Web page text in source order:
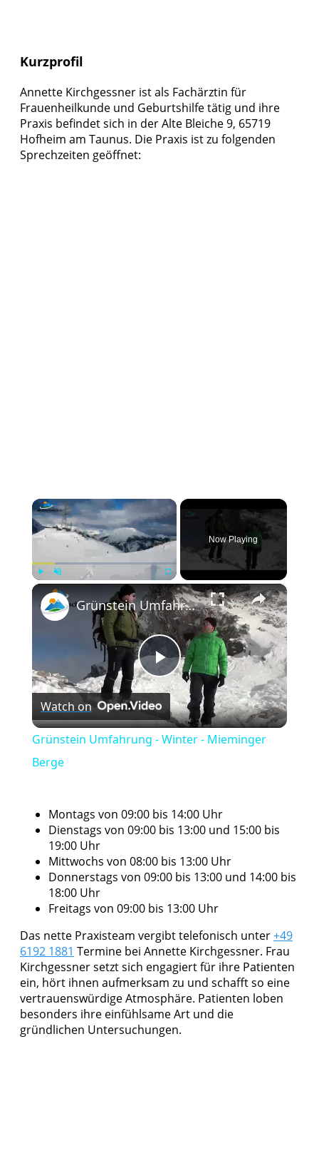
Kurzprofil
Annette Kirchgessner ist als Fachärztin für
Frauenheilkunde und Geburtshilfe tätig und ihre
Praxis befindet sich in der Alte Bleiche 9, 65719
Hofheim am Taunus. Die Praxis ist zu folgenden
Sprechzeiten geöffnet:
×
Fullscreen
Now Playing
×
Play
Video
Grünstein Umfahrung - Winter - Mieminger Berge
Watch on
Grünstein Umfahrung - Winter - Mieminger
Berge
Montags von 09:00 bis 14:00 Uhr
Dienstags von 09:00 bis 13:00 und 15:00 bis
19:00 Uhr
Mittwochs von 08:00 bis 13:00 Uhr
Donnerstags von 09:00 bis 13:00 und 14:00 bis
18:00 Uhr
Freitags von 09:00 bis 13:00 Uhr
Das nette Praxisteam vergibt telefonisch unter+49
6192 1881 Termine bei Annette Kirchgessner. Frau
Kirchgessner setzt sich engagiert für ihre Patienten
ein, hört ihnen aufmerksam zu und schafft so eine
vertrauenswürdige Atmosphäre. Patienten loben
besonders ihre einfühlsame Art und die
gründlichen Untersuchungen.